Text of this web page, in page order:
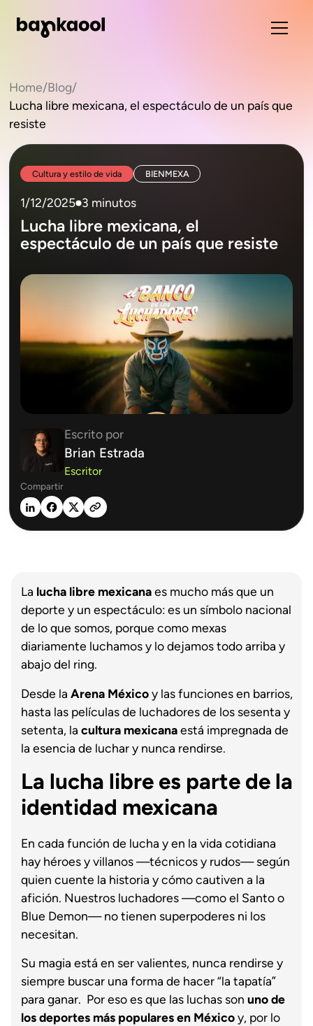
Home/Blog/
Lucha libre mexicana, el espectáculo de un país que
resiste
Cultura y estilo de vida BIENMEXA
1/12/2025 3 minutos
Lucha libre mexicana, el
espectáculo de un país que resiste
Escrito por
Brian Estrada
Escritor
Compartir
La lucha libre mexicanaes mucho más que un
deporte y un espectáculo: es un símbolo nacional
de lo que somos, porque como mexas
diariamente luchamos y lo dejamos todo arriba y
abajo del ring.
Desde la Arena Méxicoy las funciones en barrios,
hasta las películas de luchadores de los sesenta y
setenta, la cultura mexicanaestá impregnada de
la esencia de luchar y nunca rendirse.
La lucha libre es parte de la
identidad mexicana
En cada función de lucha y en la vida cotidiana
hay héroes y villanos —técnicos y rudos— según
quien cuente la historia y cómo cautiven a la
afición. Nuestros luchadores —como el Santo o
Blue Demon— no tienen superpoderes ni los
necesitan.
Su magia está en ser valientes, nunca rendirse y
siempre buscar una forma de hacer “la tapatía”
para ganar. Por eso es que las luchas son uno de
los deportes más populares en Méxicoy, por lo